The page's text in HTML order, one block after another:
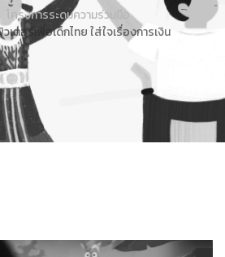
โครงการระดมความร่วมมือ
เตอร์เพื่อเด็กไทย ใส่ใจเรื่องการเงิน